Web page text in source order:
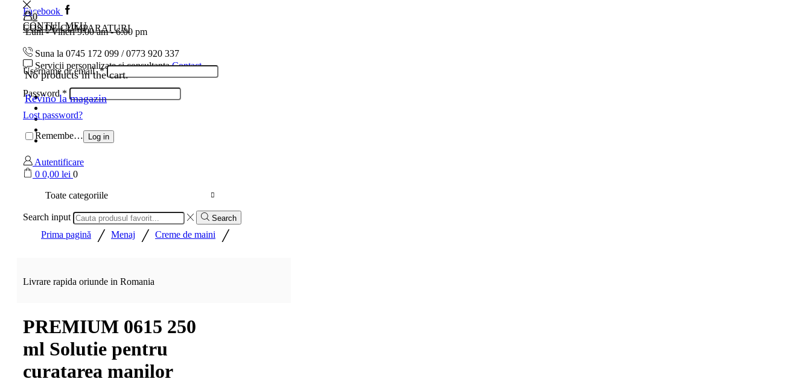
Facebook
Luni - Vineri 9:00 am - 6:00 pm
Suna la 0745 172 099 / 0773 920 337
Servicii personalizate si consultanta Contact
Acasa
Ghid marimi
Despre noi
Contact
Autentificare
CONTUL MEU
Username or email*
Password*
Lost password?
Remember Me
Log in
0 0,00 lei 0
0
COS DE CUMPARATURI
No products in the cart.
Revino la magazin
Toate categoriile
Search input Search
Prima pagină / Menaj / Creme de maini /
Livrare rapida oriunde in Romania
PREMIUM 0615 250
ml Solutie pentru
curatarea manilor